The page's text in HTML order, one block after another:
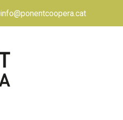
info@ponentcoopera.cat